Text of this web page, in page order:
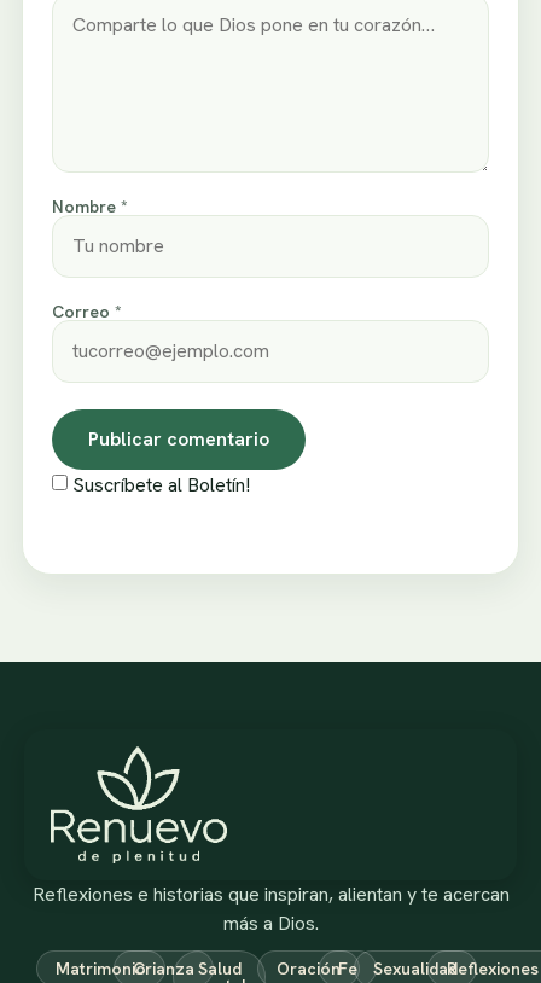
Nombre *
Correo *
Suscríbete al Boletín!
Reflexiones e historias que inspiran, alientan y te acercan
más a Dios.
MatrimonioCrianza Salud OraciónFe SexualidadReflexiones